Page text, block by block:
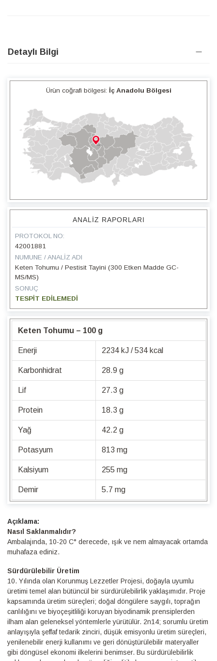
Detaylı Bilgi
Ürün coğrafi bölgesi: İç Anadolu Bölgesi
ANALIZ RAPORLARI
PROTOKOL NO:
42001881
NUMUNE / ANALIZ ADI
Keten Tohumu / Pestisit Tayini (300 Etken Madde GC-
MS/MS)
SONUÇ
TESPİT EDİLEMEDİ
Keten Tohumu – 100 g
Enerji 2234 kJ / 534 kcal
Karbonhidrat 28.9 g
Lif 27.3 g
Protein 18.3 g
Yağ 42.2 g
Potasyum 813 mg
Kalsiyum 255 mg
Demir 5.7 mg
Detaylı
Bilgi
Nasıl Saklanmalıdır?
Ambalajında, 10-20 C° derecede, ışık ve nem almayacak ortamda
muhafaza ediniz.
Sürdürülebilir Üretim
10.⁠ ⁠Yılında olan Korunmuş Lezzetler Projesi, doğayla uyumlu
üretimi temel alan bütüncül bir sürdürülebilirlik yaklaşımıdır. Proje
kapsamında üretim süreçleri; doğal döngülere saygılı, toprağın
canlılığını ve biyoçeşitliliği koruyan biyodinamik prensiplerden
ilham alan geleneksel yöntemlerle yürütülür. 2n14; sorumlu üretim
anlayışıyla şeffaf tedarik zinciri, düşük emisyonlu üretim süreçleri,
yenilenebilir enerji kullanımı ve geri dönüştürülebilir materyaller
gibi döngüsel ekonomi ilkelerini benimser. Bu sürdürülebilirlik